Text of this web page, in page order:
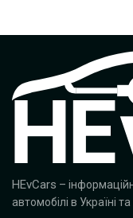
HEvCars –
автомобілі в Україні та